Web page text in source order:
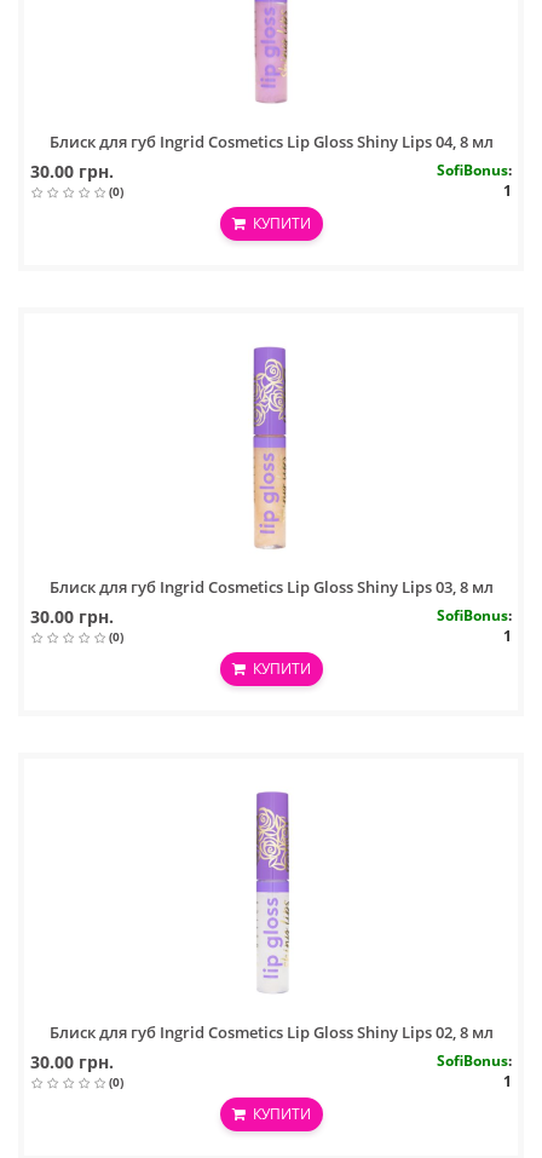
Блиск для губ Ingrid Cosmetics Lip Gloss Shiny Lips 04, 8 мл
30.00 грн.
(0)
SofiBonus:
1
КУПИТИ
Блиск для губ Ingrid Cosmetics Lip Gloss Shiny Lips 03, 8 мл
30.00 грн.
(0)
SofiBonus:
1
КУПИТИ
Блиск для губ Ingrid Cosmetics Lip Gloss Shiny Lips 02, 8 мл
30.00 грн.
(0)
SofiBonus:
1
КУПИТИ